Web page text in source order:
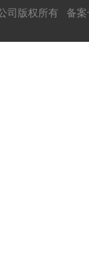
司版权所有 备案